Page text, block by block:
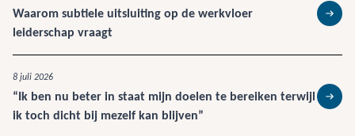
Waarom subtiele uitsluiting op de werkvloer
leiderschap vraagt
Lees
8 juli 2026
“Ik ben nu beter in staat mijn doelen te bereiken terwijl
ik toch dicht bij mezelf kan blijven”
Lees